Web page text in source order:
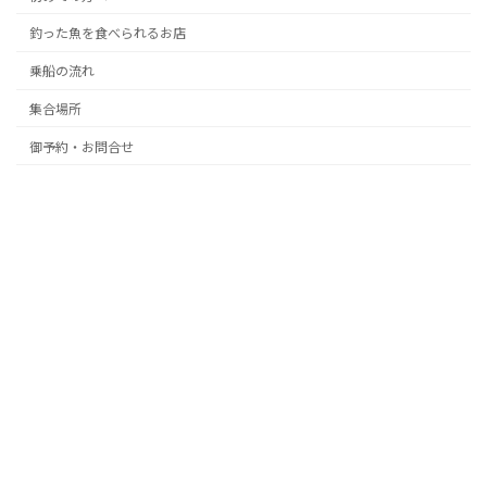
釣った魚を食べられるお店
乗船の流れ
集合場所
御予約・お問合せ